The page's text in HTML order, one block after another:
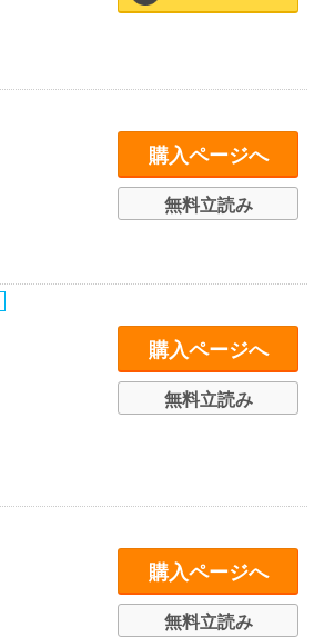
購入ページへ
無料立読み
購入ページへ
無料立読み
購入ページへ
無料立読み